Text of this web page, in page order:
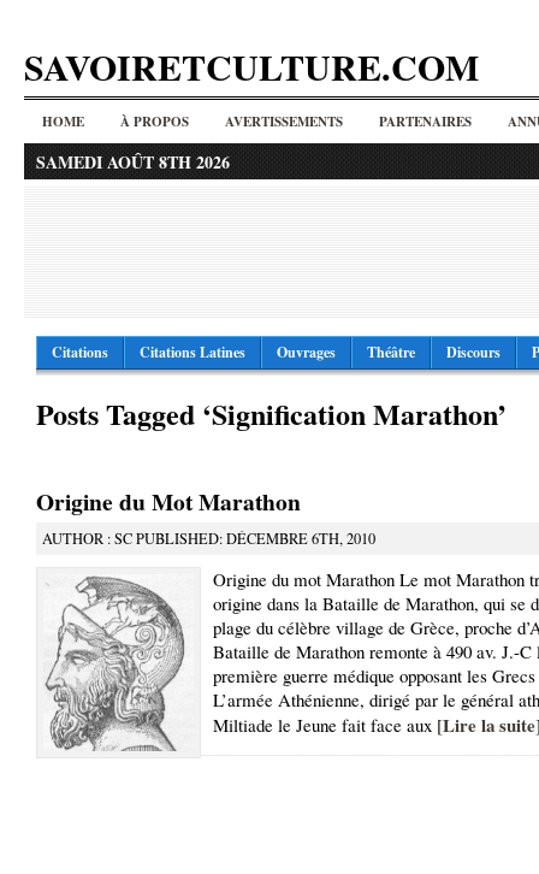
SAVOIRETCULTURE.COM
HOME À PROPOS AVERTISSEMENTS PARTENAIRES
SAMEDI AOÛT 8TH 2026
Citations Citations Latines Ouvrages Théâtre Discours
Posts Tagged ‘Signification Marathon’
Origine du Mot Marathon
AUTHOR : SC PUBLISHED: DÉCEMBRE 6TH, 2010
Origine du mot Marathon Le mot Marathon
origine dans la Bataille de Marathon, qui se
plage du célèbre village de Grèce, proche
Bataille de Marathon remonte à 490 av. J.-C
première guerre médique opposant les
L’armée Athénienne, dirigé par le général
Miltiade le Jeune fait face aux [Lire la suite